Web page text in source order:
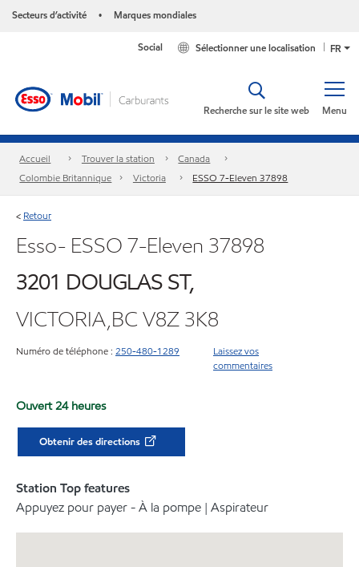
Secteurs d’activité • Marques mondiales
FR
Sélectionner une localisation
Social
Menu
Recherche sur le site web
Accueil Trouver la station
Canada
Colombie Britannique
Victoria ESSO 7-Eleven 37898
< Retour
Esso- ESSO 7-Eleven 37898
3201 DOUGLAS ST,
VICTORIA,BC V8Z 3K8
Numéro de téléphone : 250-480-1289
Laissez vos
commentaires
Ouvert 24 heures
Obtenir des directions
Station Top features
Appuyez pour payer - À la pompe | Aspirateur